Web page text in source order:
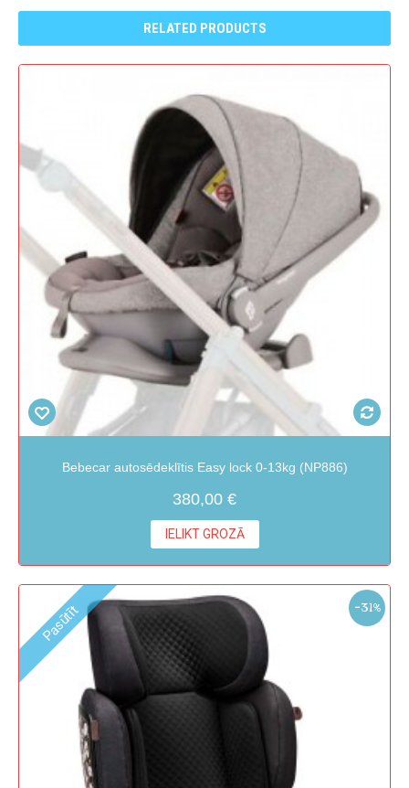
RELATED PRODUCTS
Bebecar autosēdeklītis Easy lock 0-13kg (NP886)
380,00 €
IELIKT GROZĀ
-31%
Pasūtīt